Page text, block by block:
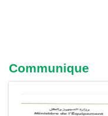
Communique